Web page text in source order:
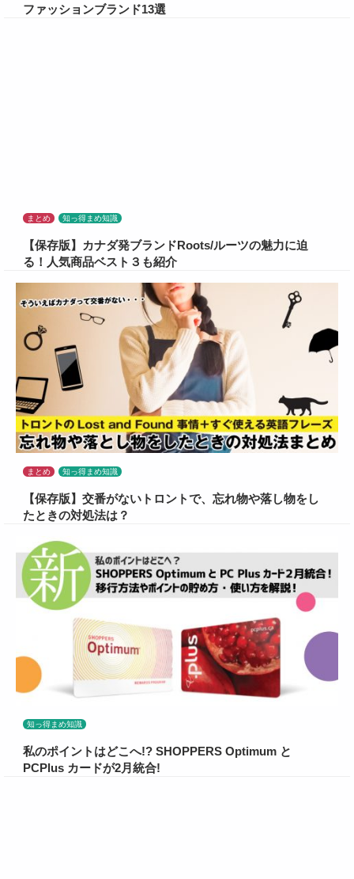
ファッションブランド13選
まとめ 知っ得まめ知識
【保存版】カナダ発ブランドRoots/ルーツの魅力に迫
る！人気商品ベスト３も紹介
まとめ 知っ得まめ知識
【保存版】交番がないトロントで、忘れ物や落し物をし
たときの対処法は？
知っ得まめ知識
私のポイントはどこへ!? SHOPPERS Optimum と
PCPlus カードが2月統合!